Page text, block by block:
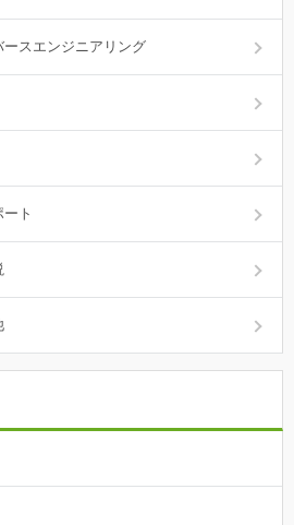
スエンジニアリング
ト